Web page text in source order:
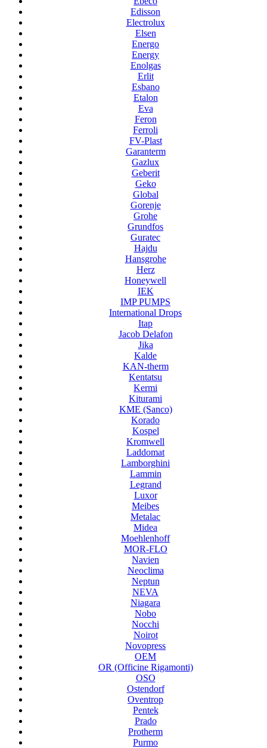
Edisson
Electrolux
Elsen
Energo
Energy
Enolgas
Erlit
Esbano
Etalon
Eva
Feron
Ferroli
FV-Plast
Garanterm
Gazlux
Geberit
Geko
Global
Gorenje
Grohe
Grundfos
Guratec
Hajdu
Hansgrohe
Herz
Honeywell
IEK
IMP PUMPS
International Drops
Itap
Jacob Delafon
Jika
Kalde
KAN-therm
Kentatsu
Kermi
Kiturami
KME (Sanco)
Korado
Kospel
Kromwell
Laddomat
Lamborghini
Lammin
Legrand
Luxor
Meibes
Metalac
Midea
Moehlenhoff
MOR-FLO
Navien
Neoclima
Neptun
NEVA
Niagara
Nobo
Nocchi
Noirot
Novopress
OEM
OR (Officine Rigamonti)
OSO
Ostendorf
Oventrop
Pentek
Prado
Protherm
Purmo